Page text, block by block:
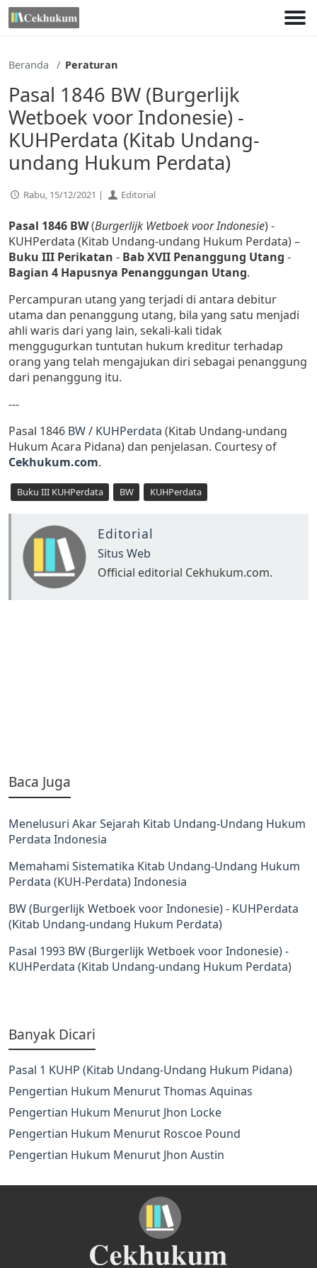
Lewati
ke
Beranda Peraturan
Pasal 1846 BW (Burgerlijk
Wetboek voor Indonesie) -
KUHPerdata (Kitab Undang-
undang Hukum Perdata)
Rabu, 15/12/2021 | Editorial
Pasal 1846 BW(Burgerlijk Wetboek voor Indonesie) -
KUHPerdata (Kitab Undang-undang Hukum Perdata) –
Buku III Perikatan - Bab XVII Penanggung Utang -
Bagian 4 Hapusnya Penanggungan Utang.
Percampuran utang yang terjadi di antara debitur
utama dan penanggung utang, bila yang satu menjadi
ahli waris dari yang lain, sekali-kali tidak
menggugurkan tuntutan hukum kreditur terhadap
orang yang telah mengajukan diri sebagai penanggung
dari penanggung itu.
---
Pasal 1846 BW/ KUHPerdata (Kitab Undang-undang
Hukum Acara Pidana) dan penjelasan. Courtesy of
Cekhukum.com.
Buku III KUHPerdata BW KUHPerdata
Editorial
Situs Web
Official editorial Cekhukum.com.
Baca Juga
Menelusuri Akar Sejarah Kitab Undang-Undang Hukum
Perdata Indonesia
Memahami Sistematika Kitab Undang-Undang Hukum
Perdata (KUH-Perdata) Indonesia
BW (Burgerlijk Wetboek voor Indonesie) - KUHPerdata
(Kitab Undang-undang Hukum Perdata)
Pasal 1993 BW (Burgerlijk Wetboek voor Indonesie) -
KUHPerdata (Kitab Undang-undang Hukum Perdata)
Banyak Dicari
Pasal 1 KUHP (Kitab Undang-Undang Hukum Pidana)
Pengertian Hukum Menurut Thomas Aquinas
Pengertian Hukum Menurut Jhon Locke
Pengertian Hukum Menurut Roscoe Pound
Pengertian Hukum Menurut Jhon Austin